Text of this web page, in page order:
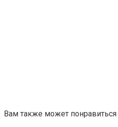
Вам также может понравиться